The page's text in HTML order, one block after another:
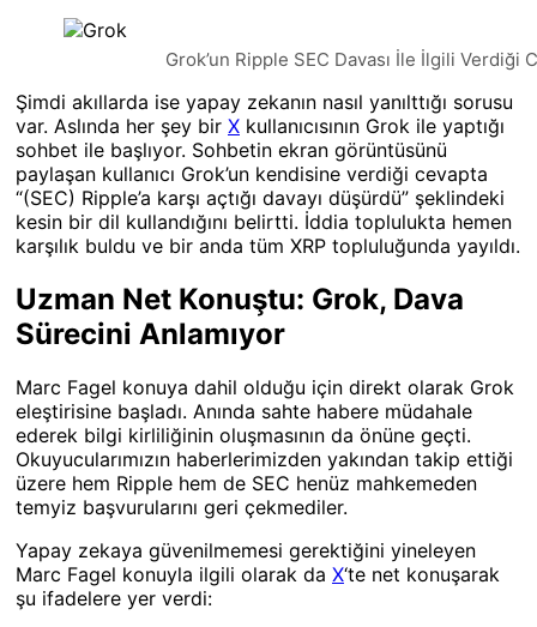
Grok’un Ripple SEC Davası İle İlgili Verdiği
Şimdi akıllarda ise yapay zekanın nasıl yanılttığı sorusu
var. Aslında her şey bir X kullanıcısının Grok ile yaptığı
sohbet ile başlıyor. Sohbetin ekran görüntüsünü
paylaşan kullanıcı Grok’un kendisine verdiği cevapta
“(SEC) Ripple’a karşı açtığı davayı düşürdü” şeklindeki
kesin bir dil kullandığını belirtti. İddia toplulukta hemen
karşılık buldu ve bir anda tüm XRP topluluğunda yayıldı.
Uzman Net Konuştu: Grok, Dava
Sürecini Anlamıyor
Marc Fagel konuya dahil olduğu için direkt olarak Grok
eleştirisine başladı. Anında sahte habere müdahale
ederek bilgi kirliliğinin oluşmasının da önüne geçti.
Okuyucularımızın haberlerimizden yakından takip ettiği
üzere hem Ripple hem de SEC henüz mahkemeden
temyiz başvurularını geri çekmediler.
Yapay zekaya güvenilmemesi gerektiğini yineleyen
Marc Fagel konuyla ilgili olarak da X‘te net konuşarak
şu ifadelere yer verdi: